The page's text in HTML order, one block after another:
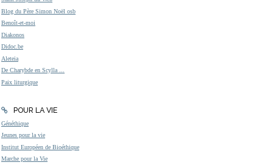
Blog du Père Simon Noël osb
Benoît-et-moi
Diakonos
Didoc.be
Aleteia
De Charybde en Scylla ...
Paix liturgique
POUR LA VIE
Généthique
Jeunes pour la vie
Institut Européen de Bioéthique
Marche pour la Vie